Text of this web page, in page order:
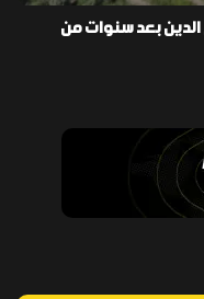
بعد سنوات من